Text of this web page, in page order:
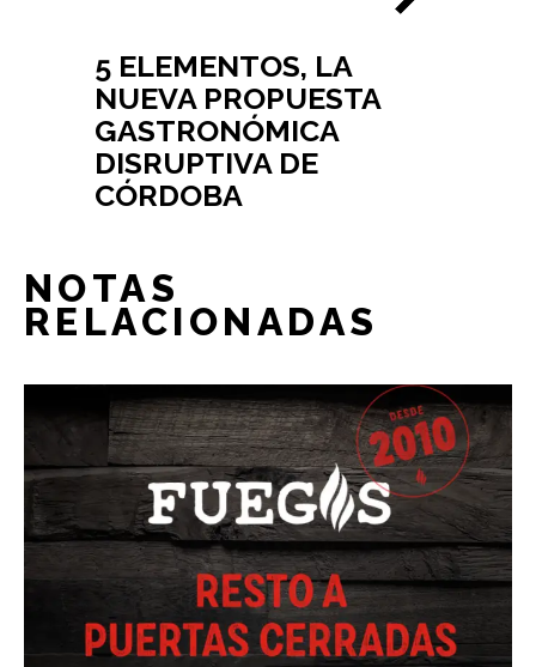
5 ELEMENTOS, LA
NUEVA PROPUESTA
GASTRONÓMICA
DISRUPTIVA DE
CÓRDOBA
NOTAS
RELACIONADAS